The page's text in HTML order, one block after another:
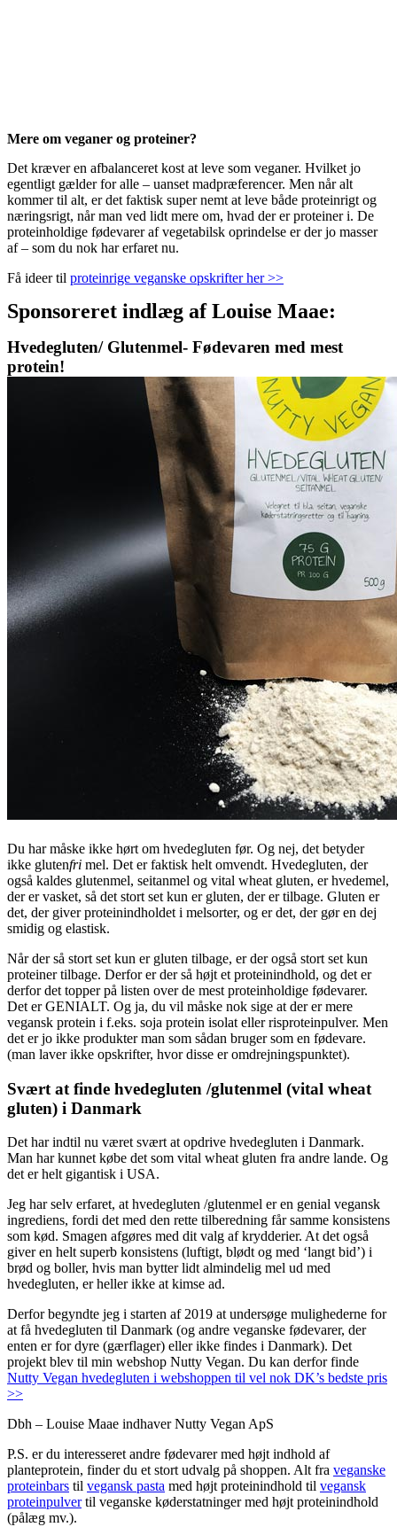
Mere om veganer og proteiner?
Det kræver en afbalanceret kost at leve som veganer. Hvilket jo
egentligt gælder for alle – uanset madpræferencer. Men når alt
kommer til alt, er det faktisk super nemt at leve både proteinrigt og
næringsrigt, når man ved lidt mere om, hvad der er proteiner i. De
proteinholdige fødevarer af vegetabilsk oprindelse er der jo masser
af – som du nok har erfaret nu.
Få ideer til proteinrige veganske opskrifter her >>
Sponsoreret indlæg af Louise Maae:
Hvedegluten/ Glutenmel- Fødevaren med mest
protein!
Du har måske ikke hørt om hvedegluten før. Og nej, det betyder
ikke glutenfri mel. Det er faktisk helt omvendt. Hvedegluten, der
også kaldes glutenmel, seitanmel og vital wheat gluten, er hvedemel,
der er vasket, så det stort set kun er gluten, der er tilbage. Gluten er
det, der giver proteinindholdet i melsorter, og er det, der gør en dej
smidig og elastisk.
Når der så stort set kun er gluten tilbage, er der også stort set kun
proteiner tilbage. Derfor er der så højt et proteinindhold, og det er
derfor det topper på listen over de mest proteinholdige fødevarer.
Det er GENIALT. Og ja, du vil måske nok sige at der er mere
vegansk protein i f.eks. soja protein isolat eller risproteinpulver. Men
det er jo ikke produkter man som sådan bruger som en fødevare.
(man laver ikke opskrifter, hvor disse er omdrejningspunktet).
Svært at finde hvedegluten /glutenmel (vital wheat
gluten) i Danmark
Det har indtil nu været svært at opdrive hvedegluten i Danmark.
Man har kunnet købe det som vital wheat gluten fra andre lande. Og
det er helt gigantisk i USA.
Jeg har selv erfaret, at hvedegluten /glutenmel er en genial vegansk
ingrediens, fordi det med den rette tilberedning får samme konsistens
som kød. Smagen afgøres med dit valg af krydderier. At det også
giver en helt superb konsistens (luftigt, blødt og med ‘langt bid’) i
brød og boller, hvis man bytter lidt almindelig mel ud med
hvedegluten, er heller ikke at kimse ad.
Derfor begyndte jeg i starten af 2019 at undersøge mulighederne for
at få hvedegluten til Danmark (og andre veganske fødevarer, der
enten er for dyre (gærflager) eller ikke findes i Danmark). Det
projekt blev til min webshop Nutty Vegan. Du kan derfor finde
Nutty Vegan hvedegluten i webshoppen til vel nok DK’s bedste pris
>>
Dbh – Louise Maae indhaver Nutty Vegan ApS
P.S. er du interesseret andre fødevarer med højt indhold af
planteprotein, finder du et stort udvalg på shoppen. Alt fra veganske
proteinbars til vegansk pasta med højt proteinindhold til vegansk
proteinpulvertil veganske køderstatninger med højt proteinindhold
(pålæg mv.).